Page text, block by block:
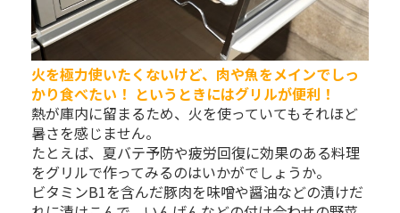
火を極力使いたくないけど、肉や魚をメインでしっ
かり食べたい！ というときにはグリルが便利！
熱が庫内に留まるため、火を使っていてもそれほど
暑さを感じません。
たとえば、夏バテ予防や疲労回復に効果のある料理
をグリルで作ってみるのはいかがでしょうか。
ビタミンB1を含んだ豚肉を味噌や醤油などの漬けだ